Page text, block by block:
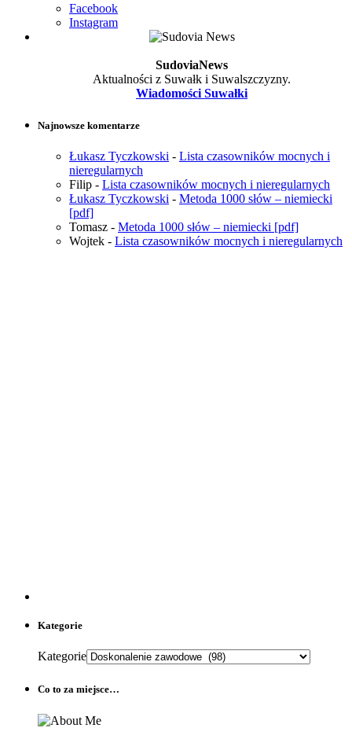
Facebook
Instagram
SudoviaNews
Aktualności z Suwałk i Suwalszczyzny.
Wiadomości Suwałki
Najnowsze komentarze
Łukasz Tyczkowski - Lista czasowników mocnych i
nieregularnych
Filip - Lista czasowników mocnych i nieregularnych
Łukasz Tyczkowski - Metoda 1000 słów – niemiecki
[pdf]
Tomasz - Metoda 1000 słów – niemiecki [pdf]
Wojtek - Lista czasowników mocnych i nieregularnych
Kategorie
Kategorie
Co to za miejsce…